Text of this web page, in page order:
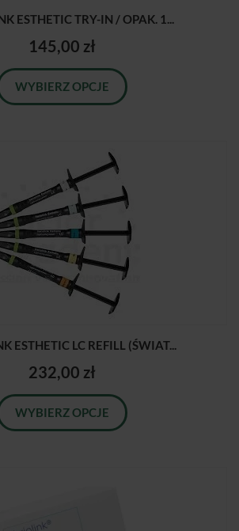
ESTHETIC TRY-IN / OPAK. 1...
145,00 zł
WYBIERZ OPCJE
ESTHETIC LC REFILL (ŚWIAT...
232,00 zł
WYBIERZ OPCJE